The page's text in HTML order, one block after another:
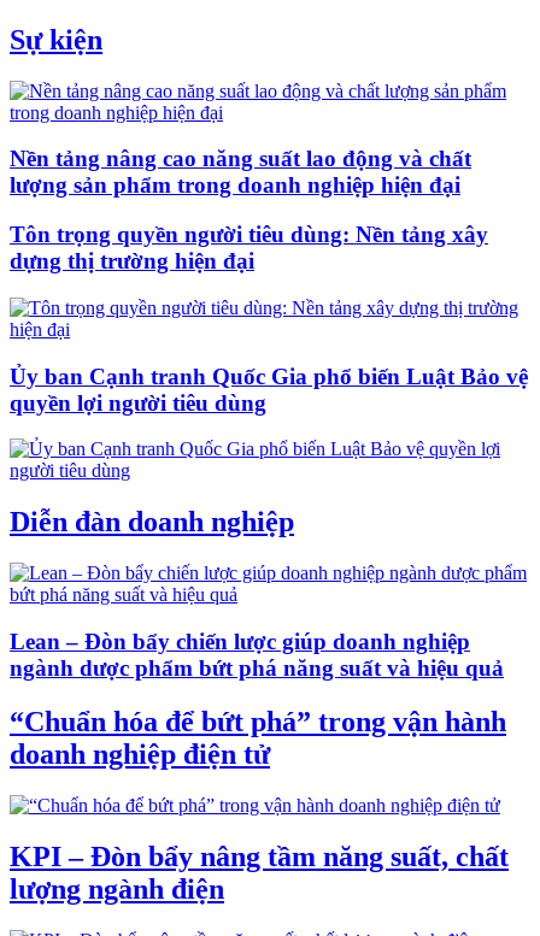
Sự kiện
Nền tảng nâng cao năng suất lao động và chất
lượng sản phẩm trong doanh nghiệp hiện đại
Tôn trọng quyền người tiêu dùng: Nền tảng xây
dựng thị trường hiện đại
Ủy ban Cạnh tranh Quốc Gia phổ biến Luật Bảo vệ
quyền lợi người tiêu dùng
Diễn đàn doanh nghiệp
Lean – Đòn bẩy chiến lược giúp doanh nghiệp
ngành dược phẩm bứt phá năng suất và hiệu quả
“Chuẩn hóa để bứt phá” trong vận hành
doanh nghiệp điện tử
KPI – Đòn bẩy nâng tầm năng suất, chất
lượng ngành điện